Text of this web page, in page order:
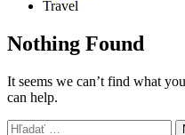
Travel
Nothing Found
It seems we can’t find what
can help.
Hľadať: